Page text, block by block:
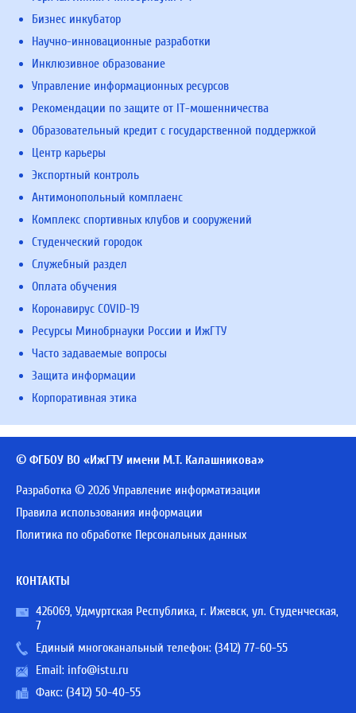
Бизнес инкубатор
Научно-инновационные разработки
Инклюзивное образование
Управление информационных ресурсов
Рекомендации по защите от IT-мошенничества
Образовательный кредит с государственной поддержкой
Центр карьеры
Экспортный контроль
Антимонопольный комплаенс
Комплекс спортивных клубов и сооружений
Студенческий городок
Служебный раздел
Оплата обучения
Коронавирус COVID-19
Ресурсы Минобрнауки России и ИжГТУ
Часто задаваемые вопросы
Защита информации
Корпоративная этика
© ФГБОУ ВО «ИжГТУ имени М.Т. Калашникова»
Разработка © 2026 Управление информатизации
Правила использования информации
Политика по обработке Персональных данных
КОНТАКТЫ
426069, Удмуртская Республика, г. Ижевск, ул. Студенческая,
7
Единый многоканальный телефон: (3412) 77-60-55
Email: info@istu.ru
Факс: (3412) 50-40-55